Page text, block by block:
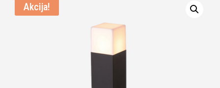
Akcija!